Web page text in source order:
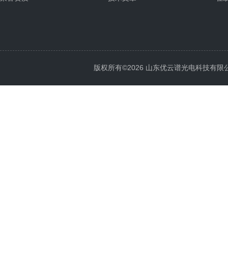
版权所有©2026 山东优云谱光电科技有